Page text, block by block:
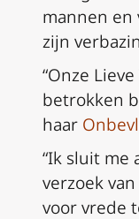
mannen en
zijn
“Onze
betrokken
haar
“Ik sluit me
verzoek
voor vrede